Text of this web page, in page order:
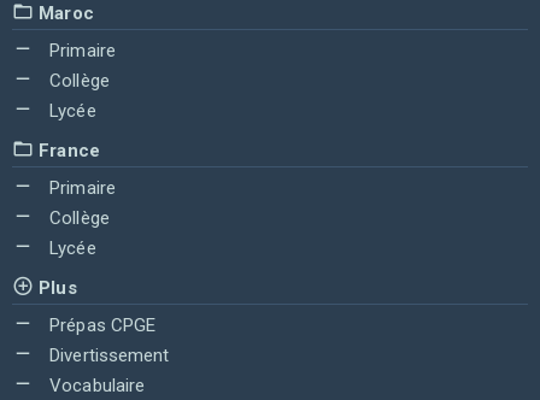
Maroc
Primaire
Collège
Lycée
France
Primaire
Collège
Lycée
Plus
Prépas CPGE
Divertissement
Vocabulaire